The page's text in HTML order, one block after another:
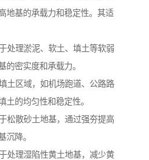
地基的承载力和稳定性。其适
处理淤泥、软土、填土等软弱
的密实度和承载力。
土区域，如机场跑道、公路路
土的均匀性和稳定性。
松散砂土地基，通过强夯提高
沉降。
处理湿陷性黄土地基，减少黄